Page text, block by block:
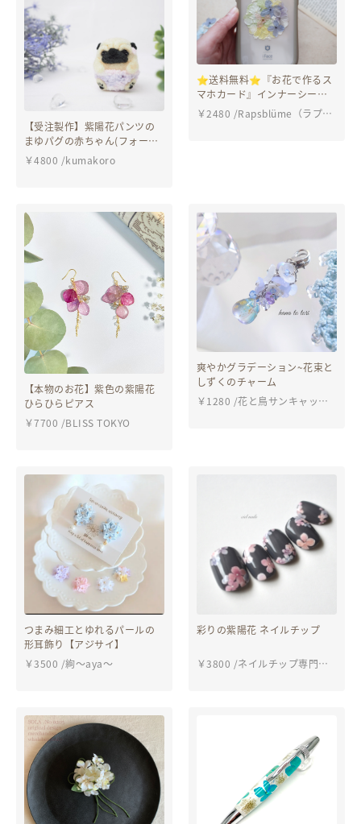
【受注製作】紫陽花パンツの
まゆパグの赤ちゃん(フォーン
パグ・黒パグ) 羊毛フェルト
￥4800 /kumakoro
⭐︎送料無料⭐︎『お花で作るス
マホカード』インナーシー
ト ブーケ プリザーブドフ
￥2480 /Rapsblüme（ラプ
【本物のお花】紫色の紫陽花
ひらひらピアス
￥7700 /BLISS TOKYO
爽やかグラデーション~花束と
しずくのチャーム
￥1280 /花と鳥サンキャッチ
つまみ細工とゆれるパールの
形耳飾り【アジサイ】
￥3500 /絢〜aya〜
彩りの紫陽花 ネイルチップ
￥3800 /ネイルチップ専門